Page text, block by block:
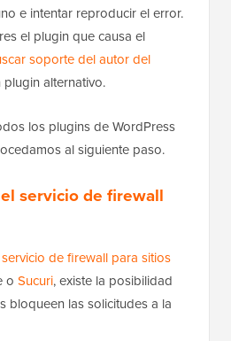
e intentar reproducir el error.
el plugin que causa el
soporte del autor del
alternativo.
los plugins de WordPress
al siguiente paso.
servicio de firewall
servicio de firewall para sitios
o Sucuri, existe la posibilidad
bloqueen las solicitudes a la